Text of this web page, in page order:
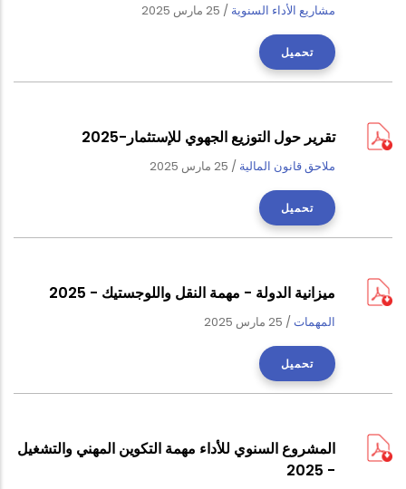
مشاريع الأداء السنوية / 25 مارس 2025
تحميل
تقرير حول التوزيع الجهوي للإستثمار-2025
ملاحق قانون المالية / 25 مارس 2025
تحميل
ميزانية الدولة - مهمة النقل واللوجستيك - 2025
المهمات/ 25 مارس 2025
تحميل
المشروع السنوي للأداء مهمة التكوين المهني والتشغيل
- 2025